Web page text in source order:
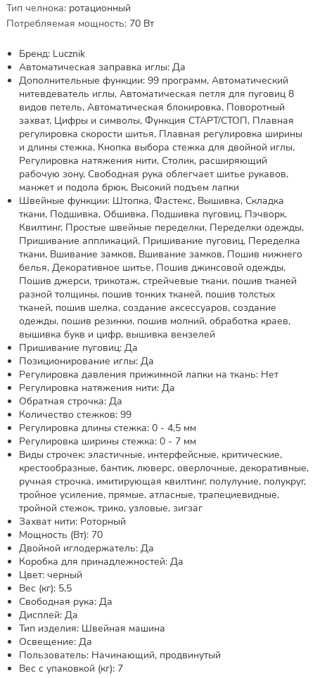
Тип челнока: ротационный
Потребляемая мощность: 70 Вт
Бренд: Lucznik
Автоматическая заправка иглы: Да
Дополнительные функции: 99 программ, Автоматический
нитевдеватель иглы, Автоматическая петля для пуговиц 8
видов петель, Автоматическая блокировка, Поворотный
захват, Цифры и символы, Функция СТАРТ/СТОП, Плавная
регулировка скорости шитья, Плавная регулировка ширины
и длины стежка, Кнопка выбора стежка для двойной иглы,
Регулировка натяжения нити, Столик, расширяющий
рабочую зону, Свободная рука облегчает шитье рукавов,
манжет и подола брюк, Высокий подъем лапки
Швейные функции: Штопка, Фастекс, Вышивка, Складка
ткани, Подшивка, Обшивка, Подшивка пуговиц, Пэчворк,
Квилтинг, Простые швейные переделки, Переделки одежды,
Пришивание аппликаций, Пришивание пуговиц, Переделка
ткани, Вшивание замков, Вшивание замков, Пошив нижнего
белья, Декоративное шитье, Пошив джинсовой одежды,
Пошив джерси, трикотаж, стрейчевые ткани, пошив тканей
разной толщины, пошив тонких тканей, пошив толстых
тканей, пошив шелка, создание аксессуаров, создание
одежды, пошив резинки, пошив молний, обработка краев,
вышивка букв и цифр, вышивка вензелей
Пришивание пуговиц: Да
Позиционирование иглы: Да
Регулировка давления прижимной лапки на ткань: Нет
Регулировка натяжения нити: Да
Обратная строчка: Да
Количество стежков: 99
Регулировка длины стежка: 0 - 4,5 мм
Регулировка ширины стежка: 0 - 7 мм
Виды строчек: эластичные, интерфейсные, критические,
крестообразные, бантик, люверс, оверлочные, декоративные,
ручная строчка, имитирующая квилтинг, полулуние, полукруг,
тройное усиление, прямые, атласные, трапециевидные,
тройной стежок, трико, узловые, зигзаг
Захват нити: Роторный
Мощность (Вт): 70
Двойной иглодержатель: Да
Коробка для принадлежностей: Да
Цвет: черный
Вес (кг): 5,5
Свободная рука: Да
Дисплей: Да
Тип изделия: Швейная машина
Освещение: Да
Пользователь: Начинающий, продвинутый
Вес с упаковкой (кг): 7